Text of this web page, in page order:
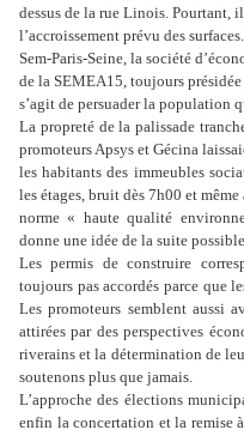
dessus de la rue Linois. Pourtant,
l’accroissement prévu des
Sem-Paris-Seine, la société
de la SEMEA15, toujours
s’agit de persuader la population
La propreté de la palissade
promoteurs Apsys et Gécina
les habitants des immeubles
les étages, bruit dès 7h00 et
norme « haute qualité
donne une idée de la suite
Les permis de construire
toujours pas accordés parce que
Les promoteurs semblent aussi
attirées par des perspectives
riverains et la détermination de
soutenons plus que jamais.
L’approche des élections
enfin la concertation et la remise